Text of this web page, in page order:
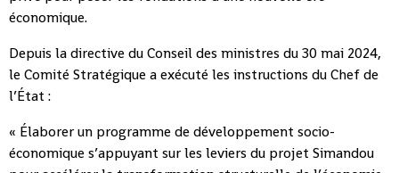
économique.
Depuis la directive du Conseil des ministres du 30 mai 2024,
le Comité Stratégique a exécuté les instructions du Chef de
l’État :
« Élaborer un programme de développement socio-
économique s’appuyant sur les leviers du projet Simandou